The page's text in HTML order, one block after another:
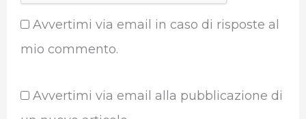
Avvertimi via email in caso di risposte al
mio commento.
Avvertimi via email alla pubblicazione di